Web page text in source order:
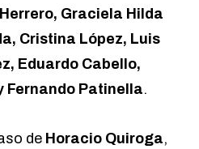
Graciela Hilda
Cristina López, Luis
Eduardo Cabello,
Fernando Patinella.
de Horacio Quiroga,